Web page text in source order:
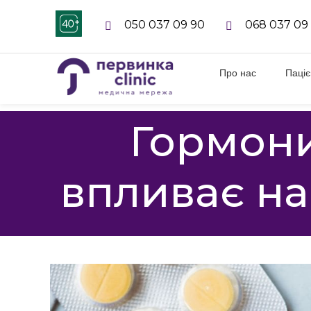
050 037 09 90 068 037 09
Про нас
впливає